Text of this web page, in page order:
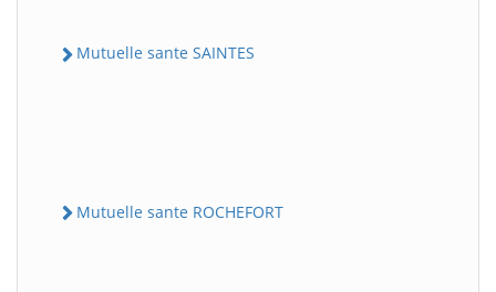
Mutuelle sante SAINTES
Mutuelle sante ROCHEFORT